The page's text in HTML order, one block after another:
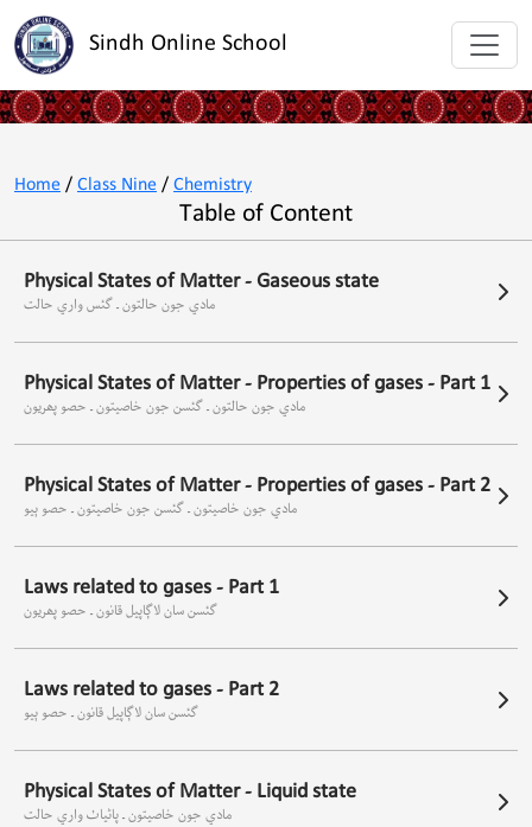
Sindh Online School
Home/Class Nine/Chemistry
Table of Content
Physical States of Matter - Gaseous state
مادي جون حالتون ـ گئس واري حالت
Physical States of Matter - Properties of gases - Part 1
مادي جون حالتون ـ گئسن جون خاصيتون ـ حصو پھريون
Physical States of Matter - Properties of gases - Part 2
مادي جون خاصيتون ـ گئسن جون خاصيتون ـ حصو ٻيو
Laws related to gases - Part 1
گئسن سان لاڳاپيل قانون ـ حصو پھريون
Laws related to gases - Part 2
گئسن سان لاڳاپيل قانون ـ حصو ٻيو
Physical States of Matter - Liquid state
مادي جون خاصيتون ـ پاڻياٺ واري حالت